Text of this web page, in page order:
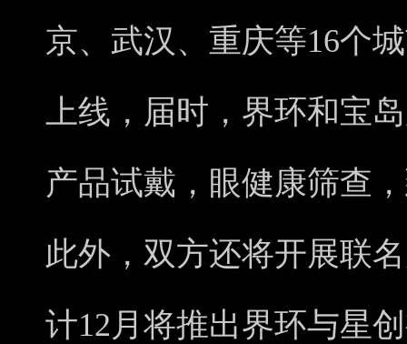
京、武汉、重庆等16个
上线，届时，界环和宝
产品试戴，眼健康筛查
此外，双方还将开展联
计12月将推出界环与星